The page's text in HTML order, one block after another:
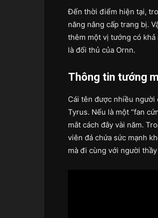
Đến thời điểm hiện tại,
năng nâng cấp trang bị.
thêm một vị tướng có
là đối thủ của Ornn.
Thông tin tướng
Cái tên được nhiều
Tyrus. Nếu là một “fan
mắt cách đây vài năm.
viên đá chứa sức mạnh
mà đi cùng với người